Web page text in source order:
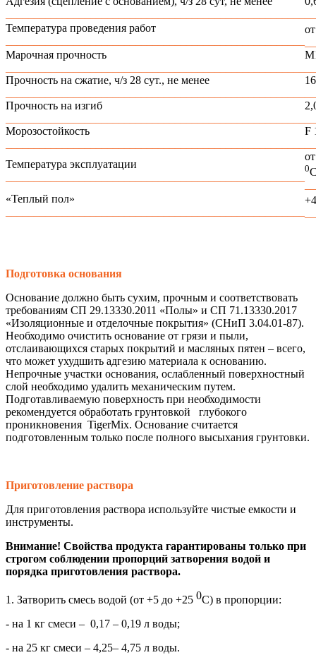
Температура проведения работ
Марочная прочность
Прочность на сжатие, ч/з 28 сут., не менее
Прочность на изгиб
Морозостойкость
F
Температура эксплуатации
0
«Теплый пол»
Подготовка основания
Основание должно быть сухим, прочным и соответствовать
требованиям СП 29.13330.2011 «Полы» и СП 71.13330.2017
«Изоляционные и отделочные покрытия» (СНиП 3.04.01-87).
Необходимо очистить основание от грязи и пыли,
отслаивающихся старых покрытий и масляных пятен – всего,
что может ухудшить адгезию материала к основанию.
Непрочные участки основания, ослабленный поверхностный
слой необходимо удалить механическим путем.
Подготавливаемую поверхность при необходимости
рекомендуется обработать грунтовкой глубокого
проникновения TigerMix. Основание считается
подготовленным только после полного высыхания грунтовки.
Приготовление раствора
Для приготовления раствора используйте чистые емкости и
инструменты.
Внимание! Свойства продукта гарантированы только при
строгом соблюдении пропорций затворения водой и
порядка приготовления раствора.
1. Затворить смесь водой (от +5 до +25 0С) в пропорции:
- на 1 кг смеси – 0,17 – 0,19 л воды;
- на 25 кг смеси – 4,25– 4,75 л воды.